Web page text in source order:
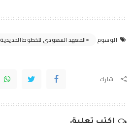
الوسوم المعهد السعودي للخطوط الحديدية
شارك